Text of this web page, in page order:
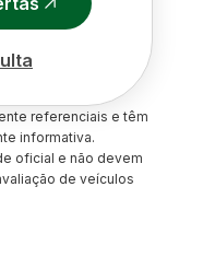
referenciais e têm
informativa.
oficial e não devem
de veículos